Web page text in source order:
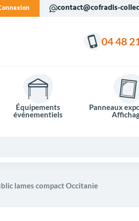
contact@cofradis-
04 48
Équipements
événementiels
Panneaux
lames compact Occitanie